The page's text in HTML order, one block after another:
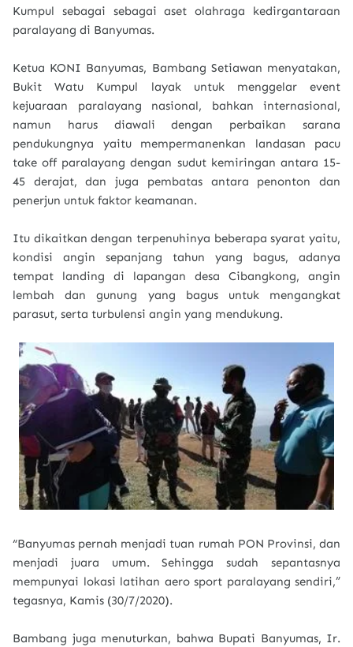
Kumpul sebagai sebagai aset olahraga kedirgantaraan
paralayang di Banyumas.
Ketua KONI Banyumas, Bambang Setiawan menyatakan,
Bukit Watu Kumpul layak untuk menggelar event
kejuaraan paralayang nasional, bahkan internasional,
namun harus diawali dengan perbaikan sarana
pendukungnya yaitu mempermanenkan landasan pacu
take off paralayang dengan sudut kemiringan antara 15-
45 derajat, dan juga pembatas antara penonton dan
penerjun untuk faktor keamanan.
Itu dikaitkan dengan terpenuhinya beberapa syarat yaitu,
kondisi angin sepanjang tahun yang bagus, adanya
tempat landing di lapangan desa Cibangkong, angin
lembah dan gunung yang bagus untuk mengangkat
parasut, serta turbulensi angin yang mendukung.
“Banyumas pernah menjadi tuan rumah PON Provinsi, dan
menjadi juara umum. Sehingga sudah sepantasnya
mempunyai lokasi latihan aero sport paralayang sendiri,”
tegasnya, Kamis (30/7/2020).
Bambang juga menuturkan, bahwa Bupati Banyumas, Ir.